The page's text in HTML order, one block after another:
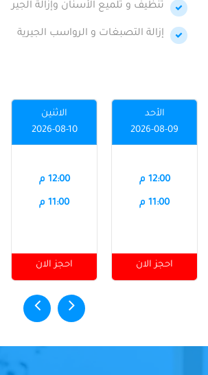
تنظيف و تلميع الأسنان وإزالة الجير
إزالة التصبغات و الرواسب الجيرية
الأحد
2026-08-09
12:00 م
11:00 م
احجز الان
الاثنين
2026-08-10
12:00 م
11:00 م
احجز الان